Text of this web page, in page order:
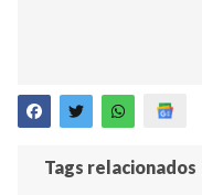
Tags relacionados